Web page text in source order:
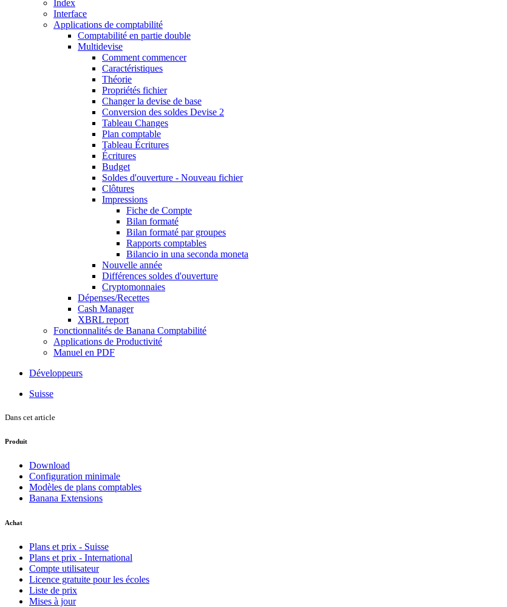
Index
Interface
Applications de comptabilité
Comptabilité en partie double
Multidevise
Comment commencer
Caractéristiques
Théorie
Propriétés fichier
Changer la devise de base
Conversion des soldes Devise 2
Tableau Changes
Plan comptable
Tableau Écritures
Écritures
Budget
Soldes d'ouverture - Nouveau fichier
Clôtures
Impressions
Fiche de Compte
Bilan formaté
Bilan formaté par groupes
Rapports comptables
Bilancio in una seconda moneta
Nouvelle année
Différences soldes d'ouverture
Cryptomonnaies
Dépenses/Recettes
Cash Manager
XBRL report
Fonctionnalités de Banana Comptabilité
Applications de Productivité
Manuel en PDF
Développeurs
Suisse
Dans cet article
Produit
Download
Configuration minimale
Modèles de plans comptables
Banana Extensions
Achat
Plans et prix - Suisse
Plans et prix - International
Compte utilisateur
Licence gratuite pour les écoles
Liste de prix
Mises à jour